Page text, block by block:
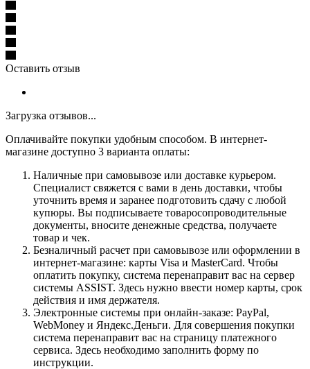
Оставить отзыв
Загрузка отзывов...
Оплачивайте покупки удобным способом. В интернет-
магазине доступно 3 варианта оплаты:
Наличные при самовывозе или доставке курьером.
Специалист свяжется с вами в день доставки, чтобы
уточнить время и заранее подготовить сдачу с любой
купюры. Вы подписываете товаросопроводительные
документы, вносите денежные средства, получаете
товар и чек.
Безналичный расчет при самовывозе или оформлении в
интернет-магазине: карты Visa и MasterCard. Чтобы
оплатить покупку, система перенаправит вас на сервер
системы ASSIST. Здесь нужно ввести номер карты, срок
действия и имя держателя.
Электронные системы при онлайн-заказе: PayPal,
WebMoney и Яндекс.Деньги. Для совершения покупки
система перенаправит вас на страницу платежного
сервиса. Здесь необходимо заполнить форму по
инструкции.